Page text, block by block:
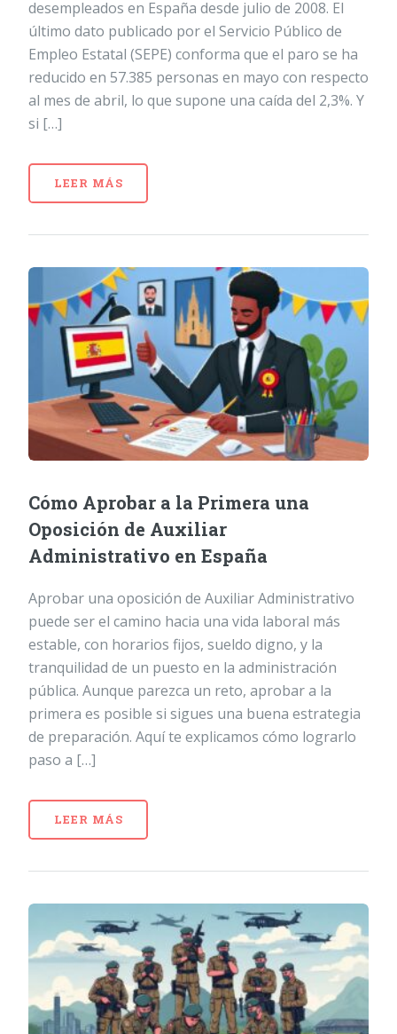
desempleados en España desde julio de 2008. El
último dato publicado por el Servicio Público de
Empleo Estatal (SEPE) conforma que el paro se ha
reducido en 57.385 personas en mayo con respecto
al mes de abril, lo que supone una caída del 2,3%. Y
si […]
LEER MÁS
Cómo Aprobar a la Primera una
Oposición de Auxiliar
Administrativo en España
Aprobar una oposición de Auxiliar Administrativo
puede ser el camino hacia una vida laboral más
estable, con horarios fijos, sueldo digno, y la
tranquilidad de un puesto en la administración
pública. Aunque parezca un reto, aprobar a la
primera es posible si sigues una buena estrategia
de preparación. Aquí te explicamos cómo lograrlo
paso a […]
LEER MÁS